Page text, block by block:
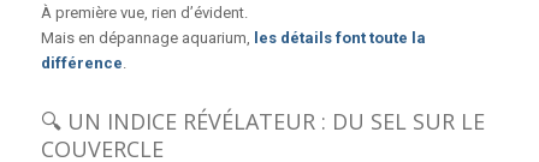
À première vue, rien d’évident.
Mais en dépannage aquarium, les détails font toute la
différence.
🔍 UN INDICE RÉVÉLATEUR : DU SEL SUR LE
COUVERCLE